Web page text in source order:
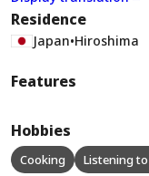
Residence
Japan•Hiroshima
Features
Hobbies
Cooking Listening